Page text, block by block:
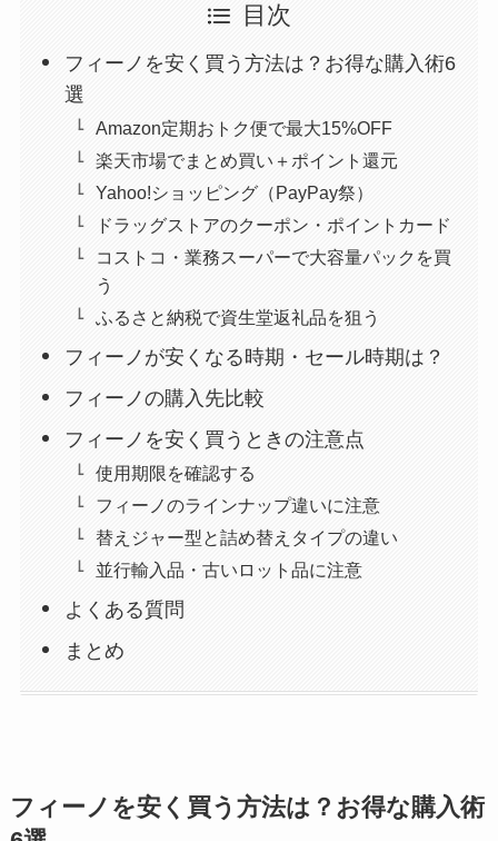
目次
フィーノを安く買う方法は？お得な購入術6
選
Amazon定期おトク便で最大15%OFF
楽天市場でまとめ買い＋ポイント還元
Yahoo!ショッピング（PayPay祭）
ドラッグストアのクーポン・ポイントカード
コストコ・業務スーパーで大容量パックを買
う
ふるさと納税で資生堂返礼品を狙う
フィーノが安くなる時期・セール時期は？
フィーノの購入先比較
フィーノを安く買うときの注意点
使用期限を確認する
フィーノのラインナップ違いに注意
替えジャー型と詰め替えタイプの違い
並行輸入品・古いロット品に注意
よくある質問
まとめ
フィーノを安く買う方法は？お得な購入術